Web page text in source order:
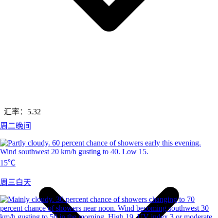
周二晚间
15℃
周三白天
汇率： 5.32